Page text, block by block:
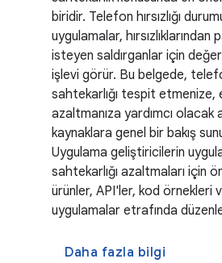
biridir. Telefon hırsızlığı
uygulamalar, hırsızlıklarından
isteyen saldırganlar için
işlevi görür. Bu belgede,
sahtekarlığı tespit etmenize,
azaltmanıza yardımcı olacak
kaynaklara genel bir bakış
Uygulama geliştiricilerin
sahtekarlığı azaltmaları için
ürünler, API'ler, kod örnekleri
uygulamalar etrafında
Daha fazla bilgi